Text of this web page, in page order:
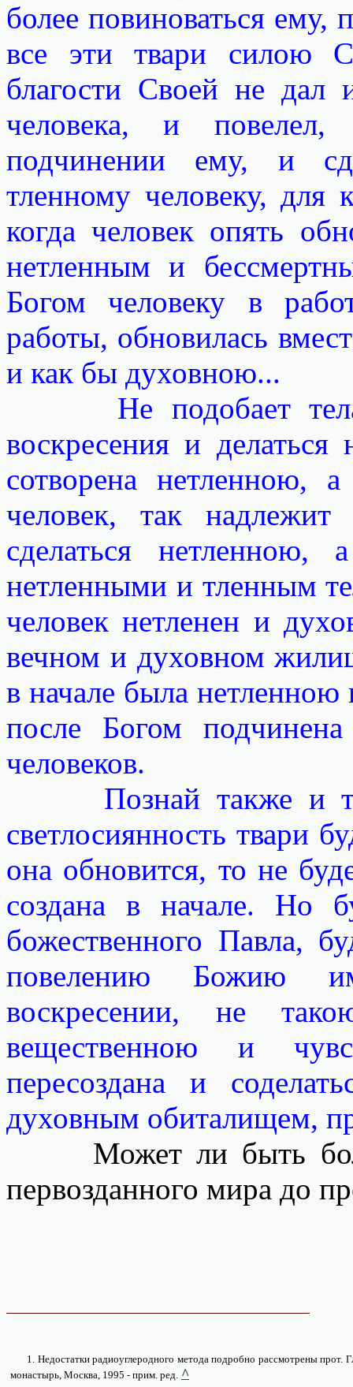
более повиноваться ему,
все эти твари силою
благости Своей не дал
человека, и
подчинении ему, и
тленному человеку, для
когда человек опять
нетленным и
Богом человеку в
работы, обновилась
и как бы духовною...
Не подобает телам
воскресения и
сотворена нетленною,
человек, так
сделаться нетленною,
нетленными и тленным
человек нетленен и
вечном и духовном
в начале была
после Богом
человеков.
Познай также и то,
светлосиянность твари
она обновится, то не
создана в начале. Но
божественного Павла,
повелению Божию
воскресении, не
вещественною и
пересоздана и
духовным обиталищем,
Может ли быть
первозданного мира до
1. Недостатки радиоуглеродного метода подробно рассмотрены
монастырь, Москва, 1995 - прим. ред. ^